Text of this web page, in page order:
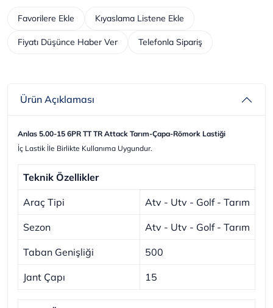
Telefonla Sipariş
Kıyaslama Listene Ekle
Favorilere Ekle
Fiyatı Düşünce Haber Ver
Ürün Açıklaması
Anlas 5.00-15 6PR TT TR Attack Tarım-Çapa-Römork Lastiği
İç Lastik İle Birlikte Kullanıma Uygundur.
Teknik Özellikler
Araç Tipi Atv - Utv - Golf - Tarım
Sezon Atv - Utv - Golf - Tarım
Taban Genişliği 500
Jant Çapı 15